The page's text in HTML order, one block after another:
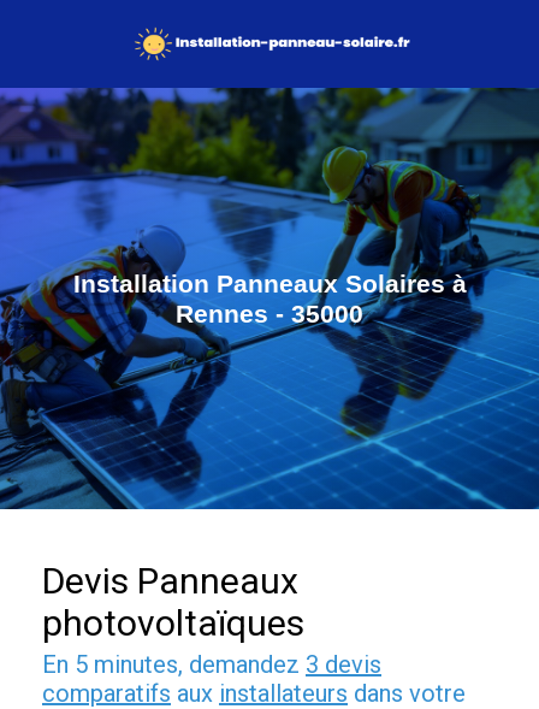
Installation Panneaux Solaires à
Rennes - 35000
Devis Panneaux
photovoltaïques
En 5 minutes, demandez 3 devis
comparatifs aux installateurs dans votre